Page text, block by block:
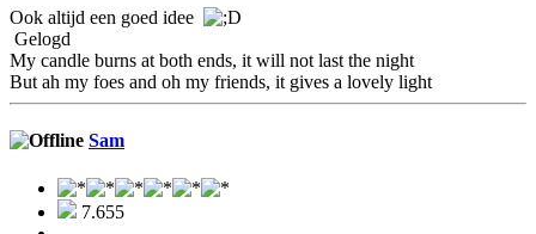
Ook altijd een goed idee
Gelogd
My candle burns at both ends, it will not last the night
But ah my foes and oh my friends, it gives a lovely light
Sam
7.655